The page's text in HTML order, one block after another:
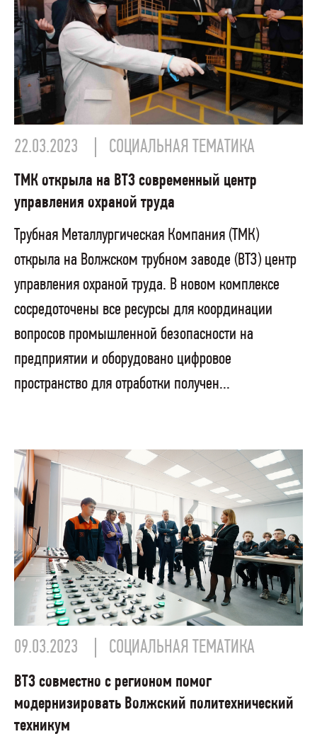
22.03.2023 СОЦИАЛЬНАЯ ТЕМАТИКА
ТМК открыла на ВТЗ современный центр
управления охраной труда
Трубная Металлургическая Компания (ТМК)
открыла на Волжском трубном заводе (ВТЗ) центр
управления охраной труда. В новом комплексе
сосредоточены все ресурсы для координации
вопросов промышленной безопасности на
предприятии и оборудовано цифровое
пространство для отработки получен...
09.03.2023 СОЦИАЛЬНАЯ ТЕМАТИКА
ВТЗ совместно с регионом помог
модернизировать Волжский политехнический
техникум